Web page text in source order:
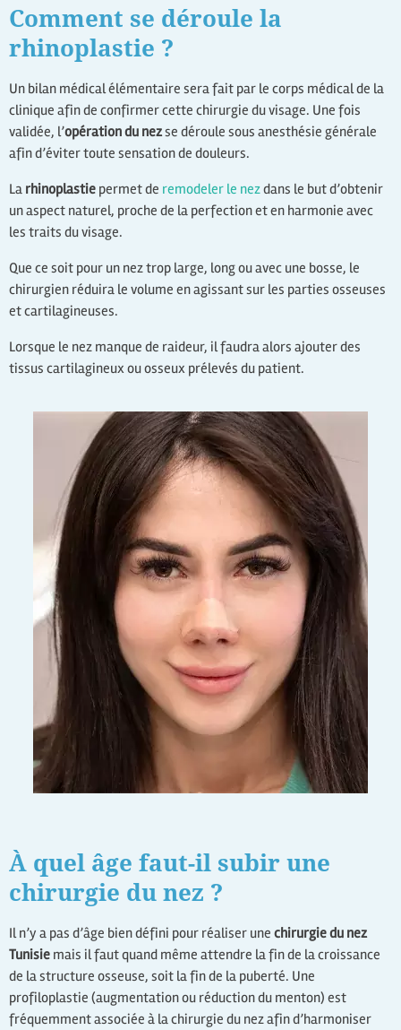
Comment se déroule la
rhinoplastie ?
Un bilan médical élémentaire sera fait par le corps médical de la
clinique afin de confirmer cette chirurgie du visage. Une fois
validée, l’opération du nezse déroule sous anesthésie générale
afin d’éviter toute sensation de douleurs.
La rhinoplastie permet de remodeler le nezdans le but d’obtenir
un aspect naturel, proche de la perfection et en harmonie avec
les traits du visage.
Que ce soit pour un nez trop large, long ou avec une bosse, le
chirurgien réduira le volume en agissant sur les parties osseuses
et cartilagineuses.
Lorsque le nez manque de raideur, il faudra alors ajouter des
tissus cartilagineux ou osseux prélevés du patient.
À quel âge faut-il subir une
chirurgie du nez ?
Il n’y a pas d’âge bien défini pour réaliser une chirurgie du nez
Tunisie mais il faut quand même attendre la fin de la croissance
de la structure osseuse, soit la fin de la puberté. Une
profiloplastie (augmentation ou réduction du menton) est
fréquemment associée à la chirurgie du nez afin d’harmoniser